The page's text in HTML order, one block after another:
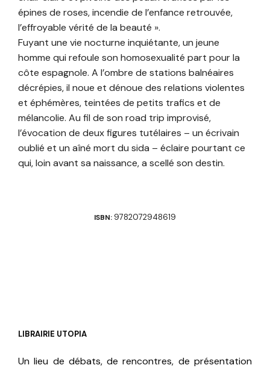
épines de roses, incendie de l’enfance retrouvée,
l’effroyable vérité de la beauté ».
Fuyant une vie nocturne inquiétante, un jeune
homme qui refoule son homosexualité part pour la
côte espagnole. A l’ombre de stations balnéaires
décrépies, il noue et dénoue des relations violentes
et éphémères, teintées de petits trafics et de
mélancolie. Au fil de son road trip improvisé,
l’évocation de deux figures tutélaires – un écrivain
oublié et un aîné mort du sida – éclaire pourtant ce
qui, loin avant sa naissance, a scellé son destin.
ISBN: 9782072948619
LIBRAIRIE UTOPIA
Un lieu de débats, de rencontres, de présentation